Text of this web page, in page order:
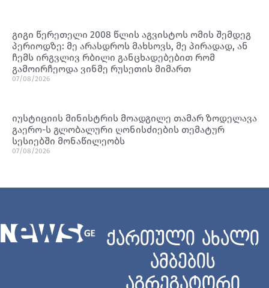
გიგი წერეთელი 2008 წლის აგვისტოს ომის შემდეგ
პერიოდზე: მე არასდროს მახსოვს, მე პირადად, ან
ჩემს ირგვლივ რბილი განცხადებებით რომ
გამოირჩეოდა ვინმე რუსეთის მიმართ
07/08/2026
იუსტიციის მინისტრის მოადგილე თამარ ზოდელავა
გაერო-ს გლობალური ღონისძიების თემატურ
სესიებში მონაწილეობს
07/08/2026
ქართული ახალი
ამბების